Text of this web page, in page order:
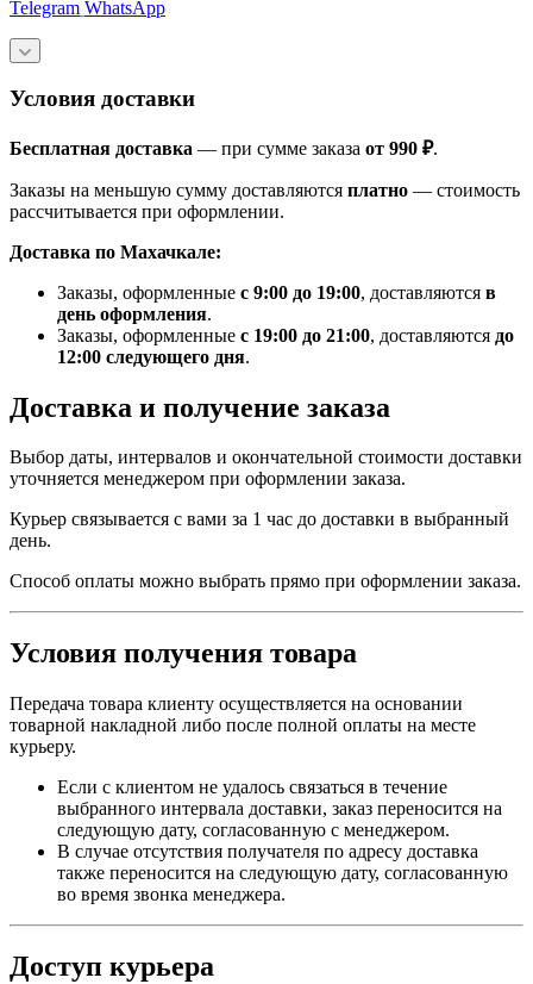
Telegram WhatsApp
Условия доставки
Бесплатная доставка — при сумме заказа от 990 ₽.
Заказы на меньшую сумму доставляются платно — стоимость
рассчитывается при оформлении.
Доставка по Махачкале:
Заказы, оформленные с 9:00 до 19:00, доставляются в
день оформления.
Заказы, оформленные с 19:00 до 21:00, доставляются до
12:00 следующего дня.
Доставка и получение заказа
Выбор даты, интервалов и окончательной стоимости доставки
уточняется менеджером при оформлении заказа.
Курьер связывается с вами за 1 час до доставки в выбранный
день.
Способ оплаты можно выбрать прямо при оформлении заказа.
Условия получения товара
Передача товара клиенту осуществляется на основании
товарной накладной либо после полной оплаты на месте
курьеру.
Если с клиентом не удалось связаться в течение
выбранного интервала доставки, заказ переносится на
следующую дату, согласованную с менеджером.
В случае отсутствия получателя по адресу доставка
также переносится на следующую дату, согласованную
во время звонка менеджера.
Доступ курьера